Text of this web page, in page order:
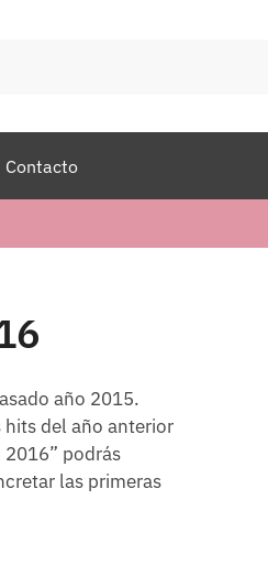
Contacto
año 2015.
hits del año anterior
2016” podrás
las primeras